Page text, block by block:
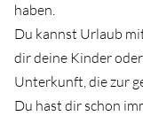
haben.
Du kannst Urlaub
dir deine Kinder
Unterkunft, die zur
Du hast dir schon